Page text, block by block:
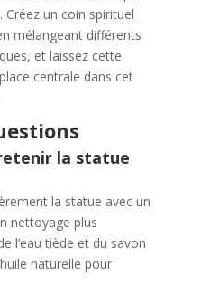
un coin spirituel
mélangeant différents
et laissez cette
centrale dans cet
la statue
la statue avec un
nettoyage plus
l’eau tiède et du savon
naturelle pour